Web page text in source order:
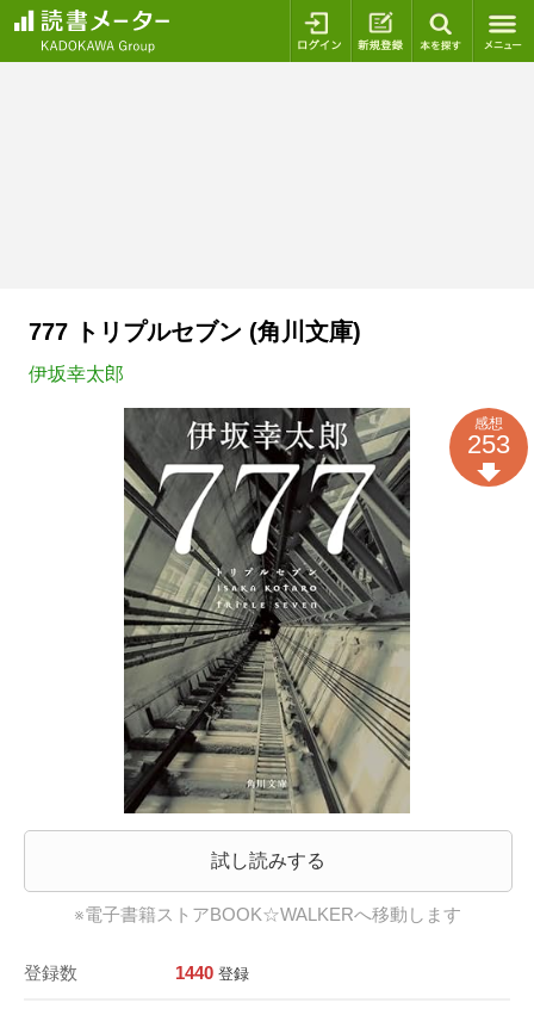
ログイン 新規登録
777 トリプルセブン (角川文庫)
伊坂幸太郎
試し読みする
※電子書籍ストアBOOK☆WALKERへ移動します
登録数 1440 登録
感想
253